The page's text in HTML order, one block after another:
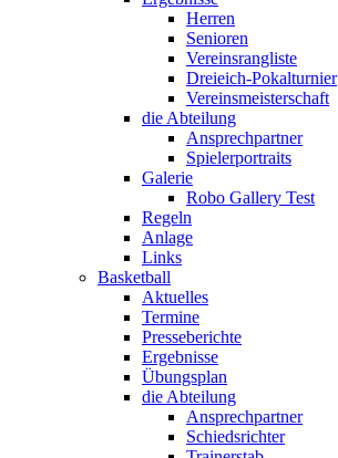
Herren
Senioren
Vereinsrangliste
Dreieich-Pokalturnier
Vereinsmeisterschaft
die Abteilung
Ansprechpartner
Spielerportraits
Galerie
Robo Gallery Test
Regeln
Anlage
Links
Basketball
Aktuelles
Termine
Presseberichte
Ergebnisse
Übungsplan
die Abteilung
Ansprechpartner
Schiedsrichter